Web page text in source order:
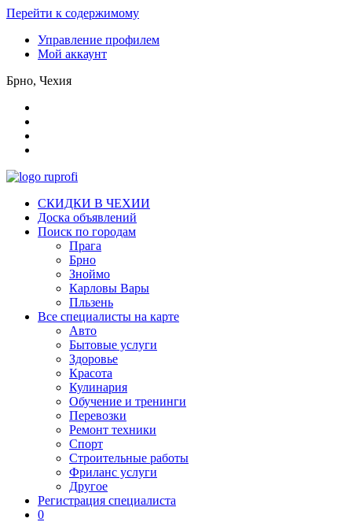
Перейти к содержимому
Управление профилем
Мой аккаунт
Брно, Чехия
СКИДКИ В ЧЕХИИ
Доска объявлений
Поиск по городам
Прага
Брно
Зноймо
Карловы Вары
Пльзень
Все специалисты на карте
Авто
Бытовые услуги
Здоровье
Красота
Кулинария
Обучение и тренинги
Перевозки
Ремонт техники
Спорт
Строительные работы
Фриланс услуги
Другое
Регистрация специалиста
0